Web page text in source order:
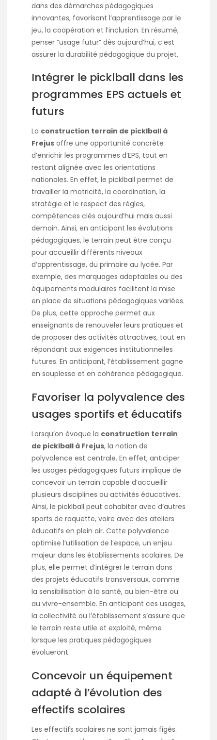
dans des démarches pédagogiques
innovantes, favorisant l’apprentissage par le
jeu, la coopération et l’inclusion. En résumé,
penser “usage futur” dès aujourd’hui, c’est
assurer la durabilité pédagogique du projet.
Intégrer le picklball dans les
programmes EPS actuels et
futurs
La construction terrain de picklball à
Frejus offre une opportunité concrète
d’enrichir les programmes d’EPS, tout en
restant alignée avec les orientations
nationales. En effet, le picklball permet de
travailler la motricité, la coordination, la
stratégie et le respect des règles,
compétences clés aujourd’hui mais aussi
demain. Ainsi, en anticipant les évolutions
pédagogiques, le terrain peut être conçu
pour accueillir différents niveaux
d’apprentissage, du primaire au lycée. Par
exemple, des marquages adaptables ou des
équipements modulaires facilitent la mise
en place de situations pédagogiques variées.
De plus, cette approche permet aux
enseignants de renouveler leurs pratiques et
de proposer des activités attractives, tout en
répondant aux exigences institutionnelles
futures. En anticipant, l’établissement gagne
en souplesse et en cohérence pédagogique.
Favoriser la polyvalence des
usages sportifs et éducatifs
Lorsqu’on évoque la construction terrain
de picklball à Frejus, la notion de
polyvalence est centrale. En effet, anticiper
les usages pédagogiques futurs implique de
concevoir un terrain capable d’accueillir
plusieurs disciplines ou activités éducatives.
Ainsi, le picklball peut cohabiter avec d’autres
sports de raquette, voire avec des ateliers
éducatifs en plein air. Cette polyvalence
optimise l’utilisation de l’espace, un enjeu
majeur dans les établissements scolaires. De
plus, elle permet d’intégrer le terrain dans
des projets éducatifs transversaux, comme
la sensibilisation à la santé, au bien-être ou
au vivre-ensemble. En anticipant ces usages,
la collectivité ou l’établissement s’assure que
le terrain reste utile et exploité, même
lorsque les pratiques pédagogiques
évolueront.
Concevoir un équipement
adapté à l’évolution des
effectifs scolaires
Les effectifs scolaires ne sont jamais figés.